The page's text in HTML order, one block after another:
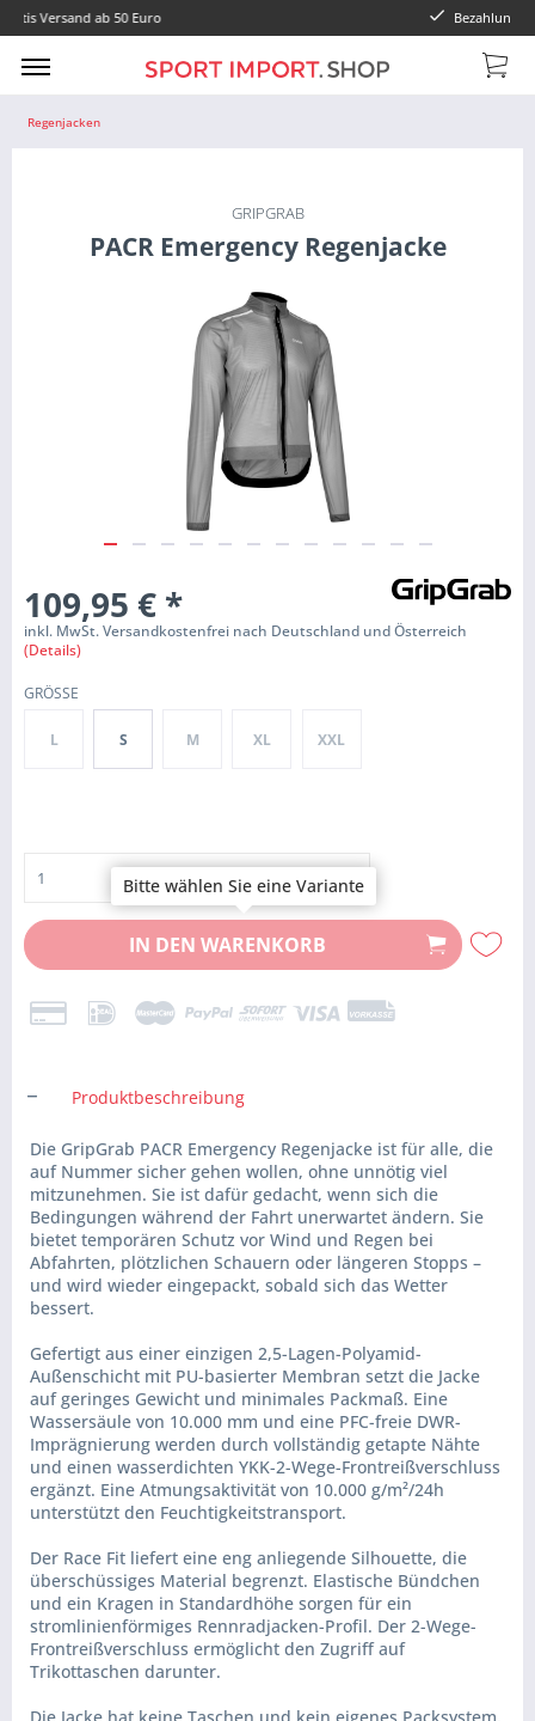
Bezahlung mit Paypal oder Vorkasse
Regenjacken
GRIPGRAB
PACR Emergency Regenjacke
109,95 € *
inkl. MwSt. Versandkostenfrei nach Deutschland und Österreich
(Details)
GRÖSSE
L S M XL XXL
IN DEN WARENKORB
Produktbeschreibung
Die GripGrab PACR Emergency Regenjacke ist für alle, die
auf Nummer sicher gehen wollen, ohne unnötig viel
mitzunehmen. Sie ist dafür gedacht, wenn sich die
Bedingungen während der Fahrt unerwartet ändern. Sie
bietet temporären Schutz vor Wind und Regen bei
Abfahrten, plötzlichen Schauern oder längeren Stopps –
und wird wieder eingepackt, sobald sich das Wetter
bessert.
Gefertigt aus einer einzigen 2,5-Lagen-Polyamid-
Außenschicht mit PU-basierter Membran setzt die Jacke
auf geringes Gewicht und minimales Packmaß. Eine
Wassersäule von 10.000 mm und eine PFC-freie DWR-
Imprägnierung werden durch vollständig getapte Nähte
und einen wasserdichten YKK-2-Wege-Frontreißverschluss
ergänzt. Eine Atmungsaktivität von 10.000 g/m²/24h
unterstützt den Feuchtigkeitstransport.
Der Race Fit liefert eine eng anliegende Silhouette, die
überschüssiges Material begrenzt. Elastische Bündchen
und ein Kragen in Standardhöhe sorgen für ein
stromlinienförmiges Rennradjacken-Profil. Der 2-Wege-
Frontreißverschluss ermöglicht den Zugriff auf
Trikottaschen darunter.
Bitte wählen Sie eine Variante